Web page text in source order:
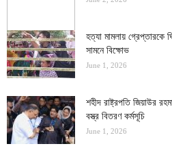
হত্যা মামলায় গ্রেপ্তারকে
সামনে বিক্ষোভ
June 1, 2026
শহীদ রাষ্ট্রপতি জিয়াউর
বস্ত্র বিতরণ কর্মসূচি
June 1, 2026